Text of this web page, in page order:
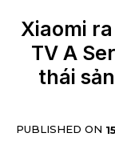
Xiaomi
TV A
thái
PUBLISHED ON